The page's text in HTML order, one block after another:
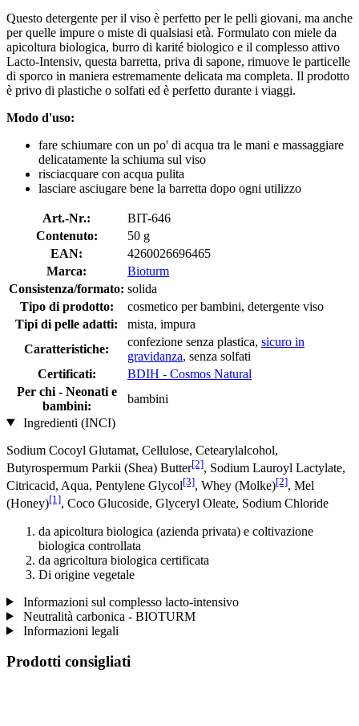
Questo detergente per il viso è perfetto per le pelli giovani, ma anche
per quelle impure o miste di qualsiasi età. Formulato con miele da
apicoltura biologica, burro di karité biologico e il complesso attivo
Lacto-Intensiv, questa barretta, priva di sapone, rimuove le particelle
di sporco in maniera estremamente delicata ma completa. Il prodotto
è privo di plastiche o solfati ed è perfetto durante i viaggi.
Modo d'uso:
fare schiumare con un po' di acqua tra le mani e massaggiare
delicatamente la schiuma sul viso
risciacquare con acqua pulita
lasciare asciugare bene la barretta dopo ogni utilizzo
Art.-Nr.:
BIT-646
Contenuto:
50 g
EAN:
4260026696465
Marca:
Bioturm
Consistenza/formato: solida
Tipo di prodotto:
cosmetico per bambini, detergente viso
Tipi di pelle adatti:
mista, impura
Caratteristiche:
confezione senza plastica, sicuro in
gravidanza, senza solfati
Certificati:
BDIH - Cosmos Natural
Per chi - Neonati e
bambini:
bambini
Ingredienti (INCI)
Sodium Cocoyl Glutamat, Cellulose, Cetearylalcohol,
Butyrospermum Parkii (Shea) Butter[2], Sodium Lauroyl Lactylate,
Citricacid, Aqua, Pentylene Glycol[3], Whey (Molke)[2], Mel
(Honey)[1], Coco Glucoside, Glyceryl Oleate, Sodium Chloride
da apicoltura biologica (azienda privata) e coltivazione
biologica controllata
da agricoltura biologica certificata
Di origine vegetale
Informazioni sul complesso lacto-intensivo
Neutralità carbonica - BIOTURM
Informazioni legali
Prodotti consigliati